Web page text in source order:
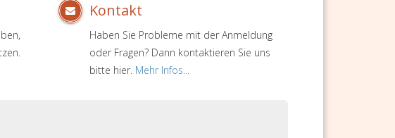
Kontakt
Haben Sie Probleme mit der Anmeldung
oder Fragen? Dann kontaktieren Sie uns
bitte hier. Mehr Infos...